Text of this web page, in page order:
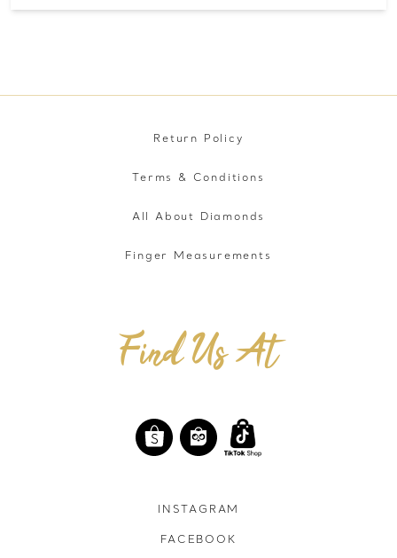
Return Policy
Terms & Conditions
All About Diamonds
Finger Measurements
Find Us At
INSTAGRAM
FACEBOOK